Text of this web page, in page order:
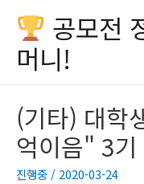
공모전
머니!
(기타) 대학
억이음" 3기
진행중 / 2020-03-24